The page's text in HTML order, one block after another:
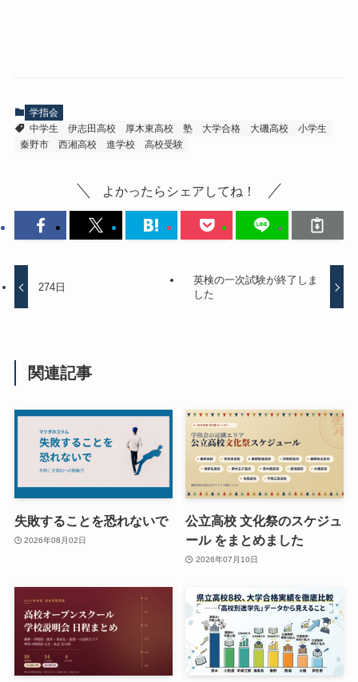
学指会
中学生
伊志田高校 厚木東高校 塾 大学合格 大磯高校
小学生
秦野市
西湘高校 進学校 高校受験
よかったらシェアしてね！
274日
英検の一次試験が終了しま
した
関連記事
失敗することを恐れないで
2026年08月02日
公立高校 文化祭のスケジュ
ール をまとめました
2026年07月10日